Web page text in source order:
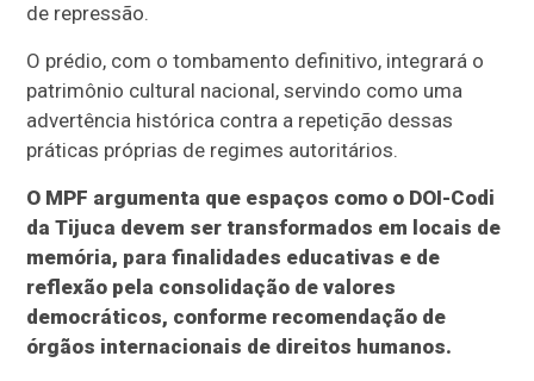
de repressão.
O prédio, com o tombamento definitivo, integrará o
patrimônio cultural nacional, servindo como uma
advertência histórica contra a repetição dessas
práticas próprias de regimes autoritários.
O MPF argumenta que espaços como o DOI-Codi
da Tijuca devem ser transformados em locais de
memória, para finalidades educativas e de
reflexão pela consolidação de valores
democráticos, conforme recomendação de
órgãos internacionais de direitos humanos.